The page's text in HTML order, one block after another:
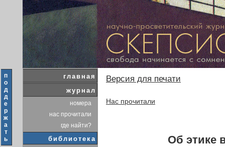
п
о
д
д
е
р
ж
а
т
ь
главная
журнал
номера
нас прочитали
где найти?
библиотека
Версия для печати
Нас прочитали
Об этике